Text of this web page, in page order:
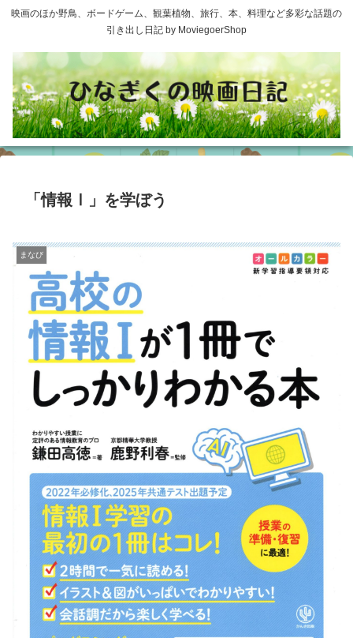
映画のほか野鳥、ボードゲーム、観葉植物、旅行、本、料理など多彩な話題の
引き出し日記 by MoviegoerShop
「情報Ⅰ」を学ぼう
まなび